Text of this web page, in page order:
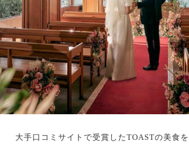
大手口コミサイトで受賞したTOASTの美食